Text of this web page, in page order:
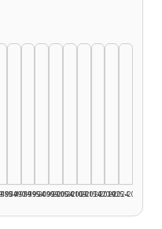
1990–1994
1995–1999
2000–2004
2005–2009
2010–2014
2015–2019
2020–2024
2025–2026